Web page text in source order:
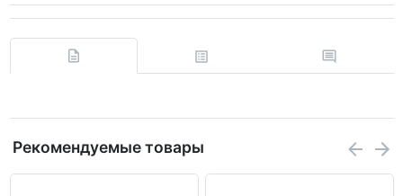
Рекомендуемые товары